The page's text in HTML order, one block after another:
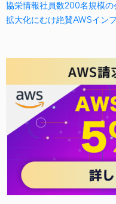
協栄情報社員数200名規模
拡大化にむけ絶賛AWSイン